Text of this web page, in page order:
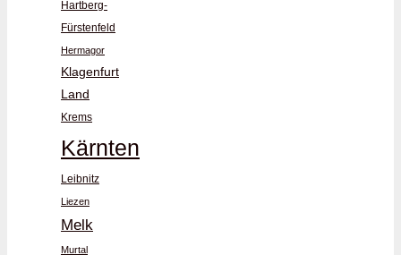
Hartberg-
Fürstenfeld
Hermagor
Klagenfurt
Land
Krems
Kärnten
Leibnitz
Liezen
Melk
Murtal